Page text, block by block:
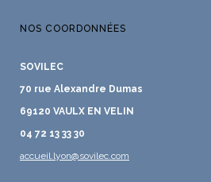
NOS COORDONNÉES
SOVILEC
70 rue Alexandre Dumas
69120 VAULX EN VELIN
04 72 13 33 30
accueil.lyon@sovilec.com